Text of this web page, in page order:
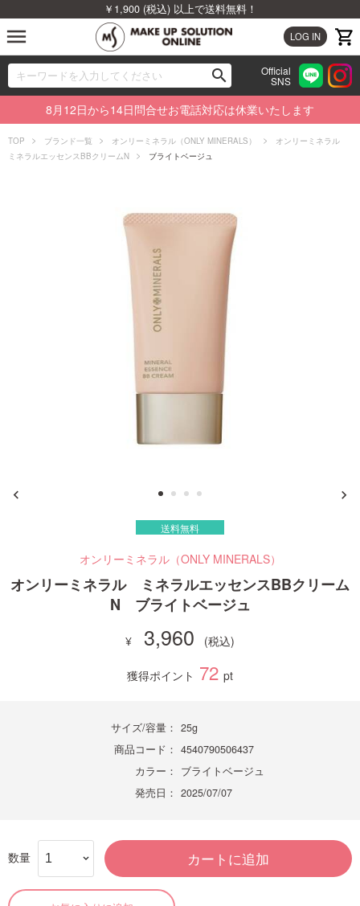
￥1,900 (税込) 以上で送料無料！
LOG IN
menu
search
00
Official
SNS
ブランドから探す
カテゴリから探す
ランキングから探す
ビューティジャーナルから探す
8月12日から14日問合せお電話対応は休業いたします
TOP ブランド一覧 オンリーミネラル（ONLY MINERALS）
オンリーミネラル
ミネラルエッセンスBBクリームN
ブライトベージュ
送料無料
オンリーミネラル（ONLY MINERALS）
オンリーミネラル ミネラルエッセンスBBクリーム
N ブライトベージュ
3,960
獲得ポイント 72 pt
サイズ/容量： 25g
商品コード： 4540790506437
カラー：
ブライトベージュ
発売日： 2025/07/07
数量 カートに追加